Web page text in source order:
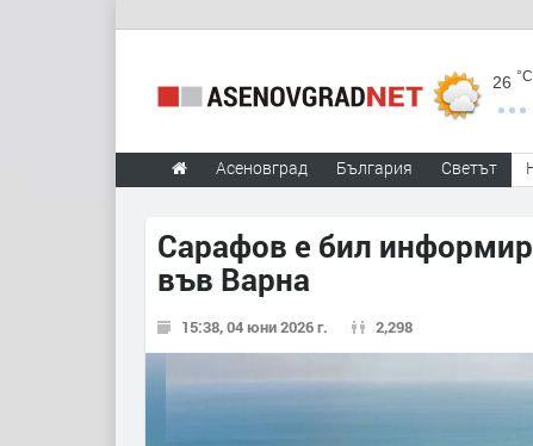
26 °C
Асеновград България Светът
Сарафов е бил
във Варна
15:38, 04 юни 2026 г. 2,298